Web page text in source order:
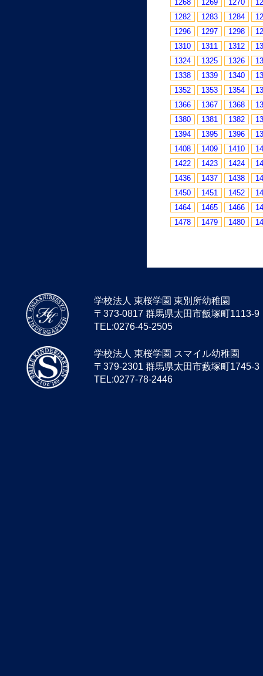
1268
1269 1270
1282
1283 1284
1296
1297 1298
1310
1311 1312
1324
1325 1326
1338
1339 1340
1352
1353 1354
1366
1367 1368
1380
1381 1382
1394
1395 1396
1408
1409 1410
1422
1423 1424
1436
1437 1438
1450
1451 1452
1464
1465 1466
1478
1479 1480
学校法人 東桜学園 東別所幼稚園
〒373-0817 群馬県太田市飯塚町1113-9
TEL:0276-45-2505
学校法人 東桜学園 スマイル幼稚園
〒379-2301 群馬県太田市藪塚町1745-3
TEL:0277-78-2446